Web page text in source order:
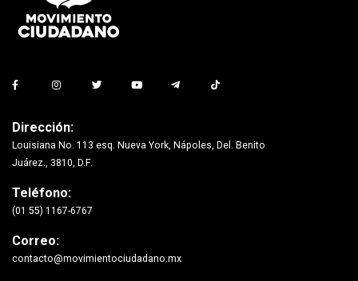
Dirección:
Louisiana No. 113 esq. Nueva York, Nápoles, Del. Benito
Juárez., 3810, D.F.
Teléfono:
(01 55) 1167-6767
Correo:
contacto@movimientociudadano.mx